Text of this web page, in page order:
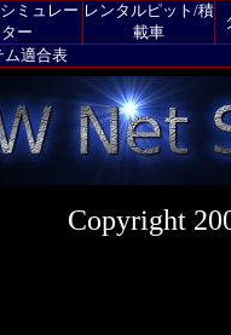
ミュレー
ター
レンタルピット/積
載車
ム適合表
Copyright